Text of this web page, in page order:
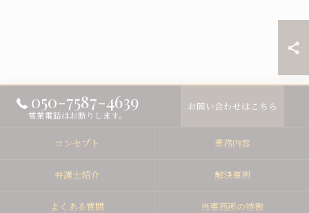
050-7587-4639
営業電話はお断りします。
お問い合わせはこちら
コンセプト 業務内容
弁護士紹介 解決事例
よくある質問 当事務所の特徴